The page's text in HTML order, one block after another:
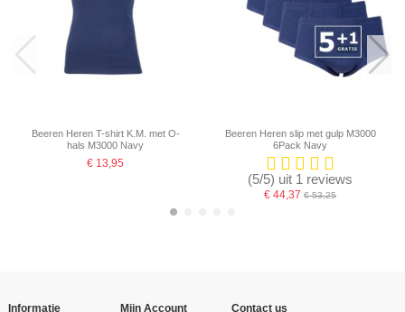
Beeren Heren T-shirt K.M. met O-
hals M3000 Navy
€ 13,95
Beeren Heren slip met gulp M3000
6Pack Navy
(5/5) uit 1 reviews
€ 44,37€ 53,25
Informatie Mijn Account Contact us